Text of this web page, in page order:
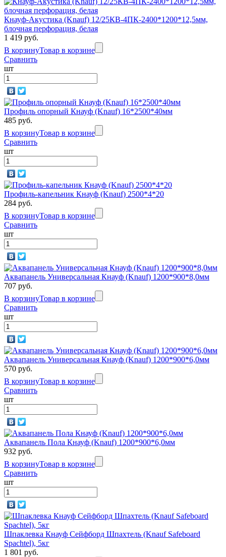
Кнауф-Акустика (Knauf) 12/25КВ-4ПК-2400*1200*12,5мм,
блочная перфорация, белая
1 419 руб.
В корзинуТовар в корзине
Сравнить
шт
Профиль опорный Кнауф (Knauf) 16*2500*40мм
485 руб.
В корзинуТовар в корзине
Сравнить
шт
Профиль-капельник Кнауф (Knauf) 2500*4*20
284 руб.
В корзинуТовар в корзине
Сравнить
шт
Аквапанель Универсальная Кнауф (Knauf) 1200*900*8,0мм
707 руб.
В корзинуТовар в корзине
Сравнить
шт
Аквапанель Универсальная Кнауф (Knauf) 1200*900*6,0мм
570 руб.
В корзинуТовар в корзине
Сравнить
шт
Аквапанель Пола Кнауф (Knauf) 1200*900*6,0мм
932 руб.
В корзинуТовар в корзине
Сравнить
шт
Шпаклевка Кнауф Сейфборд Шпахтель (Knauf Safeboard
Spachtel), 5кг
1 801 руб.